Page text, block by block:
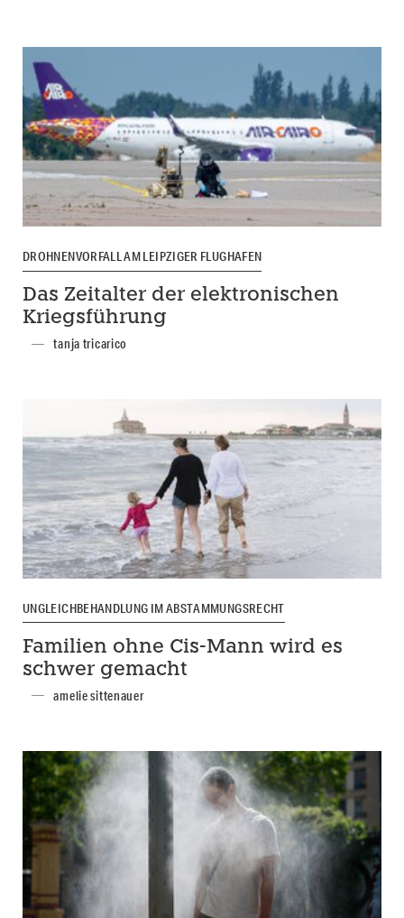
DROHNENVORFALL AM LEIPZIGER FLUGHAFEN
Das Zeitalter der elektronischen
Kriegsführung
tanja tricarico
UNGLEICHBEHANDLUNG IM ABSTAMMUNGSRECHT
Familien ohne Cis-Mann wird es
schwer gemacht
amelie sittenauer